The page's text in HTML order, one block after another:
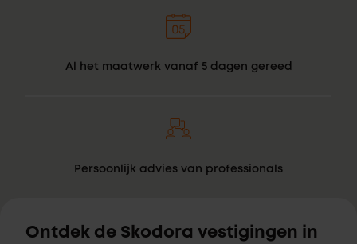
Al het maatwerk vanaf 5 dagen gereed
Persoonlijk advies van professionals
Ontdek de Skodora vestigingen in